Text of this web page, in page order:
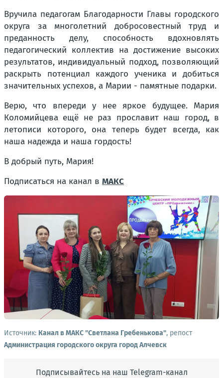
Вручила педагогам Благодарности Главы городского
округа за многолетний добросовестный труд и
преданность делу, способность вдохновлять
педагогический коллектив на достижение высоких
результатов, индивидуальный подход, позволяющий
раскрыть потенциал каждого ученика и добиться
значительных успехов, а Марии - памятные подарки.
Верю, что впереди у нее яркое будущее. Мария
Коломийцева ещё не раз прославит наш город, в
летописи которого, она теперь будет всегда, как
наша надежда и наша гордость!
В добрый путь, Мария!
Подписаться на канал в МАКС
Источник: Канал в МАКС "Светлана Гребенькова", репост
Администрация городского округа город Алчевск
Подписывайтесь на наш Telegram-канал